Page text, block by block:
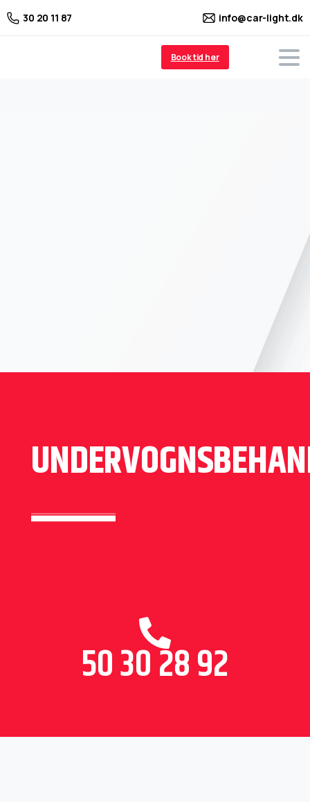
30 20 11 87 info@car-light.dk
Book tid her
50 30 28 92